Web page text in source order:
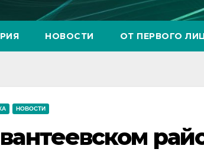
НОВОСТИ ОТ ПЕРВОГО
НОВОСТИ